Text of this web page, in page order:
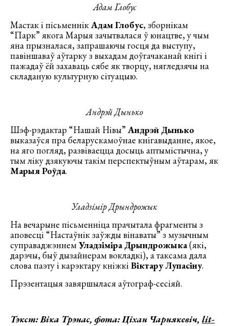
Адам Глобус
Мастак і пісьменнікАдам Глобус, зборнікам
“Парк” якога Марыя зачытвалася ў юнацтве, у чым
яна прызналася, запрашаючы госця да выступу,
павіншаваў аўтарку з выхадам доўгачаканай кнігі і
пажадаў ёй захаваць сябе як творцу, нягледзячы на
складаную культурную сітуацыю.
Андрэй Дынько
Шэф-рэдактар “Нашай Нівы” Андрэй Дынько
выказаўся пра беларускамоўнае кнігавыданне, якое,
на яго погляд, развіваецца досыць аптымістычна, у
тым ліку дзякуючы такім перспектыўным аўтарам, як
Марыя Роўда.
Уладзімір Дрындрожык
На вечарыне пісьменніца прачытала фрагменты з
аповесці “Настаўнік заўжды вінаваты” з музычным
суправаджэннемУладзіміра Дрындрожыка(які,
дарэчы, быў дызайнерам вокладкі), а таксама дала
слова паэту і карэктару кніжкіВіктару Лупасіну.
Прэзентацыя завяршылася аўтограф-сесіяй.
Тэкст: Віка Трэнас, фота: Ціхан Чарнякевіч, lit-